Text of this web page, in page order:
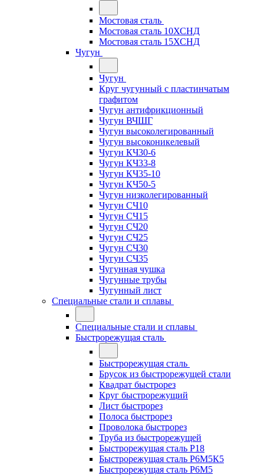
Мостовая сталь
Мостовая сталь 10ХСНД
Мостовая сталь 15ХСНД
Чугун
Чугун
Круг чугунный с пластинчатым
графитом
Чугун антифрикционный
Чугун ВЧШГ
Чугун высоколегированный
Чугун высоконикелевый
Чугун КЧ30-6
Чугун КЧ33-8
Чугун КЧ35-10
Чугун КЧ50-5
Чугун низколегированный
Чугун СЧ10
Чугун СЧ15
Чугун СЧ20
Чугун СЧ25
Чугун СЧ30
Чугун СЧ35
Чугунная чушка
Чугунные трубы
Чугунный лист
Специальные стали и сплавы
Специальные стали и сплавы
Быстрорежущая сталь
Быстрорежущая сталь
Брусок из быстрорежущей стали
Квадрат быстрорез
Круг быстрорежущий
Лист быстрорез
Полоса быстрорез
Проволока быстрорез
Труба из быстрорежущей
Быстрорежущая сталь Р18
Быстрорежущая сталь Р6М5К5
Быстрорежущая сталь Р6М5